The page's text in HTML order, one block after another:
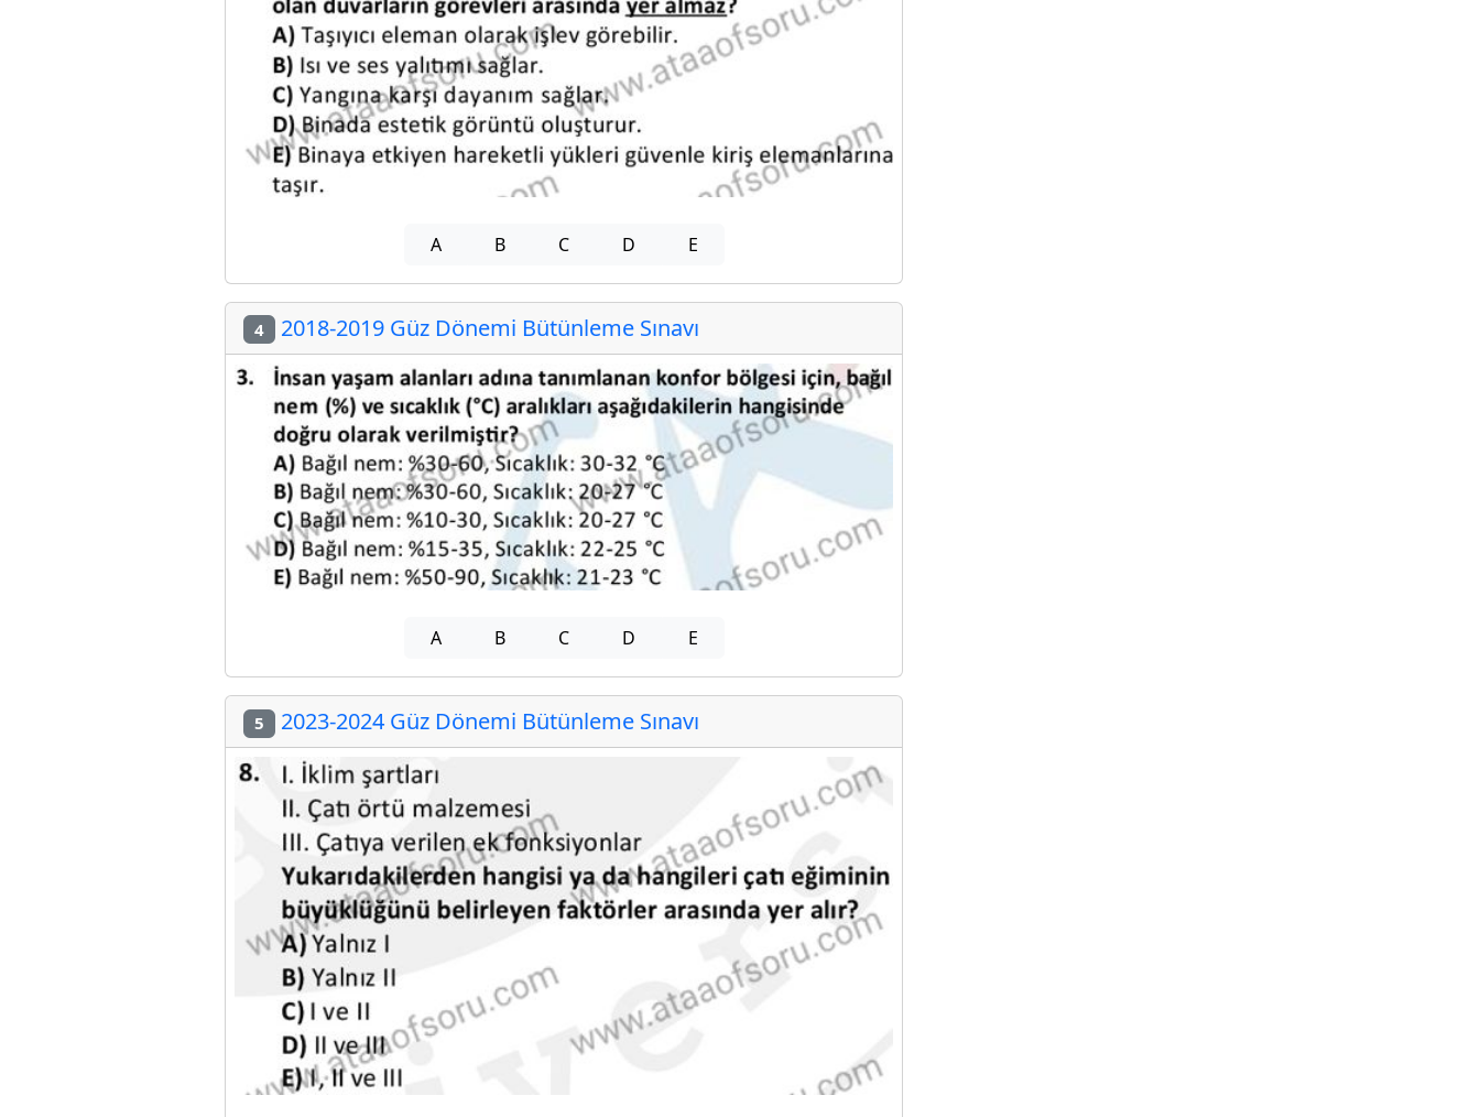
A B C D E
4 2018-2019 Güz Dönemi Bütünleme Sınavı
A B C D E
5 2023-2024 Güz Dönemi Bütünleme Sınavı